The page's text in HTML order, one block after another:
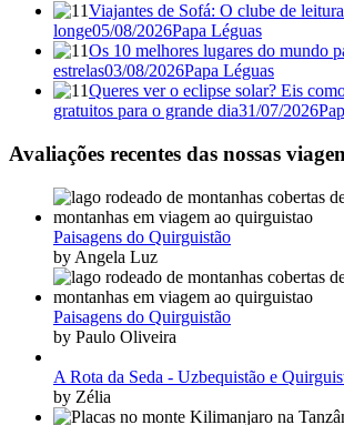
Viajantes de Sofá: O clube de
longe05/08/2026Papa Léguas
Os 10 melhores lugares do mundo
estrelas03/08/2026Papa Léguas
Queres ver o eclipse solar? Eis
gratuitos para o grande dia31/07/2026
Avaliações recentes das nossas
Paisagens do Quirguistão
by Angela Luz
Paisagens do Quirguistão
by Paulo Oliveira
A Rota da Seda - Uzbequistão e
by Zélia